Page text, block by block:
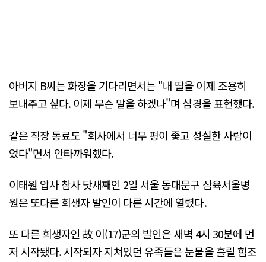
아버지 B씨는 화장을 기다리면서는 "내 딸을 이제 조용히
보내주고 싶다. 이제 무슨 말을 하겠나"며 심경을 표현했다.
같은 직장 동료도 "회사에서 너무 평이 좋고 성실한 사람이
었다"면서 안타까워했다.
이태원 압사 참사 닷새째인 2일 서울 동대문구 삼육서울병
원은 또다른 희생자 발인이 다른 시간에 열렸다.
또 다른 희생자인 故 이(17)군의 발인은 새벽 4시 30분에 먼
저 시작됐다. 시작되자 지쳐있던 유족들은 눈물을 흘릴 힘조